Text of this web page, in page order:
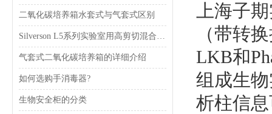
二氧化碳培养箱水套式与气套式区别
Silverson L5系列实验室用高剪切混合乳化器
气套式二氧化碳培养箱的详细介绍
如何选购手消毒器?
生物安全柜的分类
上海子
（带转
LKB和
组成生
析柱信